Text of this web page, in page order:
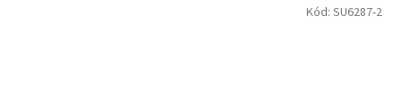
Kód: SU6287-2